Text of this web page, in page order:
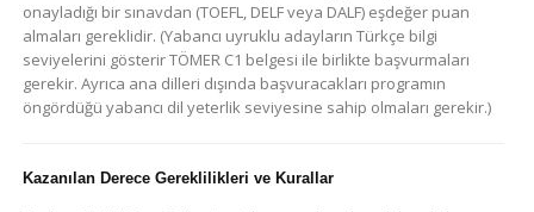
onayladığı bir sınavdan (TOEFL, DELF veya DALF) eşdeğer puan
almaları gereklidir. (Yabancı uyruklu adayların Türkçe bilgi
seviyelerini gösterir TÖMER C1 belgesi ile birlikte başvurmaları
gerekir. Ayrıca ana dilleri dışında başvuracakları programın
öngördüğü yabancı dil yeterlik seviyesine sahip olmaları gerekir.)
Kazanılan Derece Gereklilikleri ve Kurallar